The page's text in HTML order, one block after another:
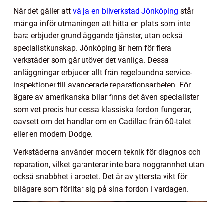
När det gäller att välja en bilverkstad Jönköping står
många inför utmaningen att hitta en plats som inte
bara erbjuder grundläggande tjänster, utan också
specialistkunskap. Jönköping är hem för flera
verkstäder som går utöver det vanliga. Dessa
anläggningar erbjuder allt från regelbundna service-
inspektioner till avancerade reparationsarbeten. För
ägare av amerikanska bilar finns det även specialister
som vet precis hur dessa klassiska fordon fungerar,
oavsett om det handlar om en Cadillac från 60-talet
eller en modern Dodge.
Verkstäderna använder modern teknik för diagnos och
reparation, vilket garanterar inte bara noggrannhet utan
också snabbhet i arbetet. Det är av yttersta vikt för
bilägare som förlitar sig på sina fordon i vardagen.